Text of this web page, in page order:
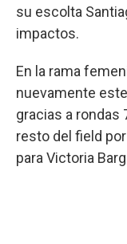
su escolta
impactos.
En la rama
nuevamente
gracias a rondas
resto del field
para Victoria